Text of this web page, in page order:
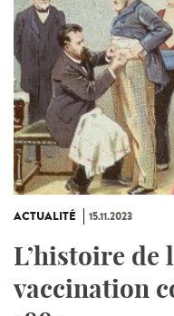
ACTUALITÉ 15.11.2023
L’histoire de
vaccination